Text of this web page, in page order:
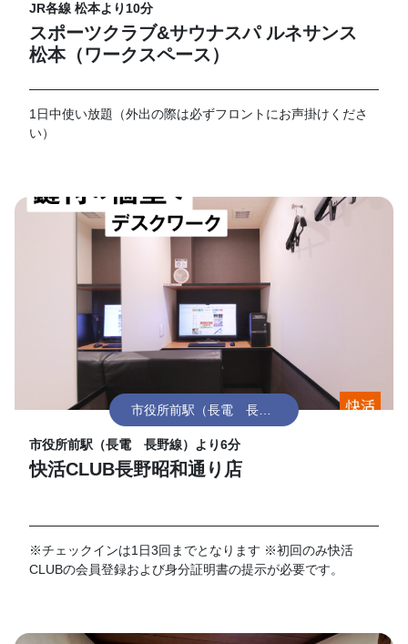
JR各線 松本より10分
スポーツクラブ&サウナスパ ルネサンス
松本（ワークスペース）
1日中使い放題（外出の際は必ずフロントにお声掛けくださ
い）
市役所前駅（長電 長野
線）
市役所前駅（長電 長野線）より6分
快活CLUB長野昭和通り店
※チェックインは1日3回までとなります ※初回のみ快活
CLUBの会員登録および身分証明書の提示が必要です。